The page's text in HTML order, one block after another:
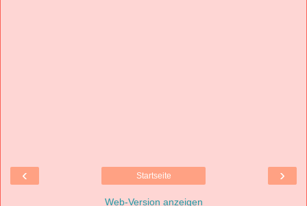
‹ ›
Startseite
Web-Version anzeigen